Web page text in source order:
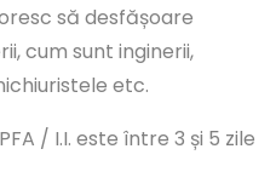
să desfășoare
cum sunt inginerii,
etc.
/ I.I. este între 3 și 5 zile